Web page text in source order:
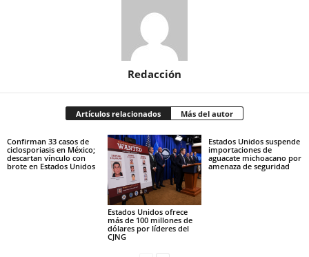
Redacción
Artículos relacionados Más del autor
Confirman 33 casos de
ciclosporiasis en México;
descartan vínculo con
brote en Estados Unidos
Estados Unidos ofrece
más de 100 millones de
dólares por líderes del
CJNG
Estados Unidos suspende
importaciones de
aguacate michoacano por
amenaza de seguridad